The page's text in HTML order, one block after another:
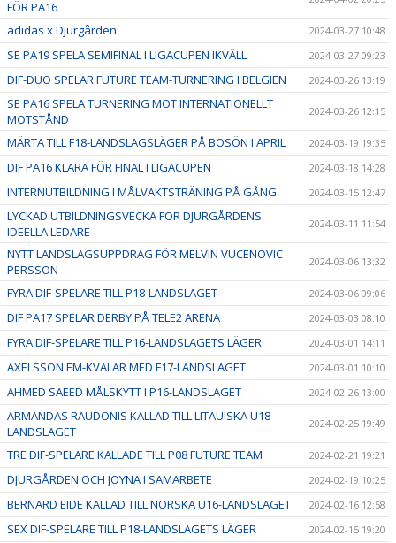
FÖR PA16
adidas x Djurgården 2024-03-27 10:48
SE PA19 SPELA SEMIFINAL I LIGACUPEN IKVÄLL 2024-03-27 09:23
DIF-DUO SPELAR FUTURE TEAM-TURNERING I BELGIEN 2024-03-26 13:19
SE PA16 SPELA TURNERING MOT INTERNATIONELLT
MOTSTÅND
2024-03-26 12:15
MÄRTA TILL F18-LANDSLAGSLÄGER PÅ BOSÖN I APRIL 2024-03-19 19:35
DIF PA16 KLARA FÖR FINAL I LIGACUPEN 2024-03-18 14:28
INTERNUTBILDNING I MÅLVAKTSTRÄNING PÅ GÅNG 2024-03-15 12:47
LYCKAD UTBILDNINGSVECKA FÖR DJURGÅRDENS
IDEELLA LEDARE
2024-03-11 11:54
NYTT LANDSLAGSUPPDRAG FÖR MELVIN VUCENOVIC
PERSSON
2024-03-06 13:32
FYRA DIF-SPELARE TILL P18-LANDSLAGET 2024-03-06 09:06
DIF PA17 SPELAR DERBY PÅ TELE2 ARENA 2024-03-03 08:10
FYRA DIF-SPELARE TILL P16-LANDSLAGETS LÄGER 2024-03-01 14:11
AXELSSON EM-KVALAR MED F17-LANDSLAGET 2024-03-01 10:10
AHMED SAEED MÅLSKYTT I P16-LANDSLAGET 2024-02-26 13:00
ARMANDAS RAUDONIS KALLAD TILL LITAUISKA U18-
LANDSLAGET
2024-02-25 19:49
TRE DIF-SPELARE KALLADE TILL P08 FUTURE TEAM 2024-02-21 19:21
DJURGÅRDEN OCH JOYNA I SAMARBETE 2024-02-19 10:25
BERNARD EIDE KALLAD TILL NORSKA U16-LANDSLAGET 2024-02-16 12:58
SEX DIF-SPELARE TILL P18-LANDSLAGETS LÄGER 2024-02-15 19:20